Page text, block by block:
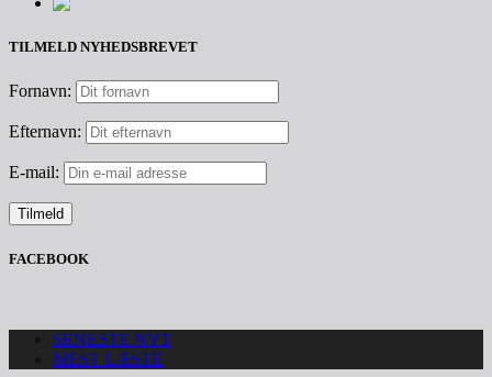
TILMELD NYHEDSBREVET
Fornavn:
Efternavn:
E-mail:
FACEBOOK
SENESTE NYT
MEST LÆSTE